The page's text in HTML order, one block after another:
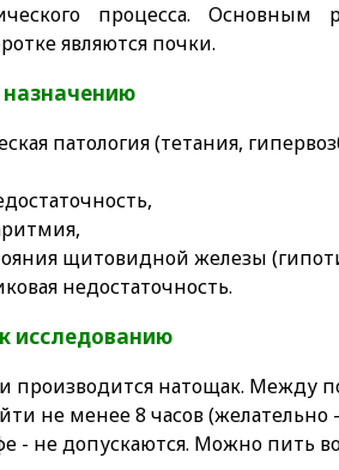
процесса.
являются почки.
назначению
патология (тетания,
щитовидной железы
недостаточность.
исследованию
производится натощак.
не менее 8 часов (желательно
- не допускаются. Можно пить